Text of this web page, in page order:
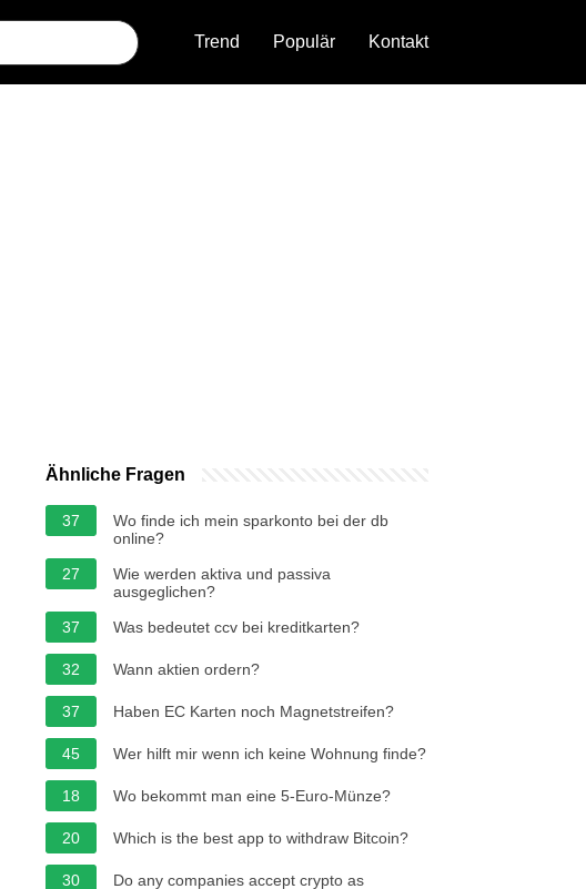
Trend Populär Kontakt
Ähnliche Fragen
37
Wo finde ich mein sparkonto bei der db
online?
27
Wie werden aktiva und passiva
ausgeglichen?
37
Was bedeutet ccv bei kreditkarten?
32 Wann aktien ordern?
37 Haben EC Karten noch Magnetstreifen?
45 Wer hilft mir wenn ich keine Wohnung finde?
18 Wo bekommt man eine 5-Euro-Münze?
20 Which is the best app to withdraw Bitcoin?
30
Do any companies accept crypto as